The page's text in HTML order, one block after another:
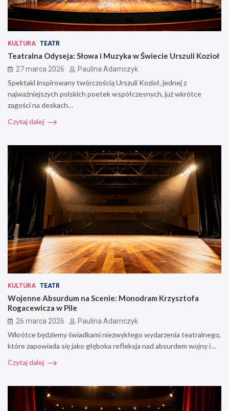
KULTURA TEATR
Teatralna Odyseja: Słowa i Muzyka w Świecie Urszuli Kozioł
27 marca 2026 Paulina Adamczyk
Spektakl inspirowany twórczością Urszuli Kozioł, jednej z
najważniejszych polskich poetek współczesnych, już wkrótce
zagości na deskach…
Czytaj dalej
KULTURA TEATR
Wojenne Absurdum na Scenie: Monodram Krzysztofa
Rogacewicza w Pile
26 marca 2026 Paulina Adamczyk
Wkrótce będziemy świadkami niezwykłego wydarzenia teatralnego,
które zapowiada się jako głęboka refleksja nad absurdem wojny i…
Czytaj dalej